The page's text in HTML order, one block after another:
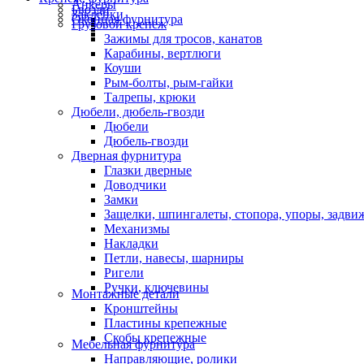
Анкеры
Гвозди
Заклепки
Оконная фурнитура
Грузовой крепеж
Зажимы для тросов, канатов
Карабины, вертлюги
Коуши
Рым-болты, рым-гайки
Талрепы, крюки
Дюбели, дюбель-гвозди
Дюбели
Дюбель-гвозди
Дверная фурнитура
Глазки дверные
Доводчики
Замки
Защелки, шпингалеты, стопора, упоры,
Механизмы
Накладки
Петли, навесы, шарниры
Ригели
Ручки, ключевины
Монтажные детали
Кронштейны
Пластины крепежные
Скобы крепежные
Мебельная фурнитура
Направляющие, ролики